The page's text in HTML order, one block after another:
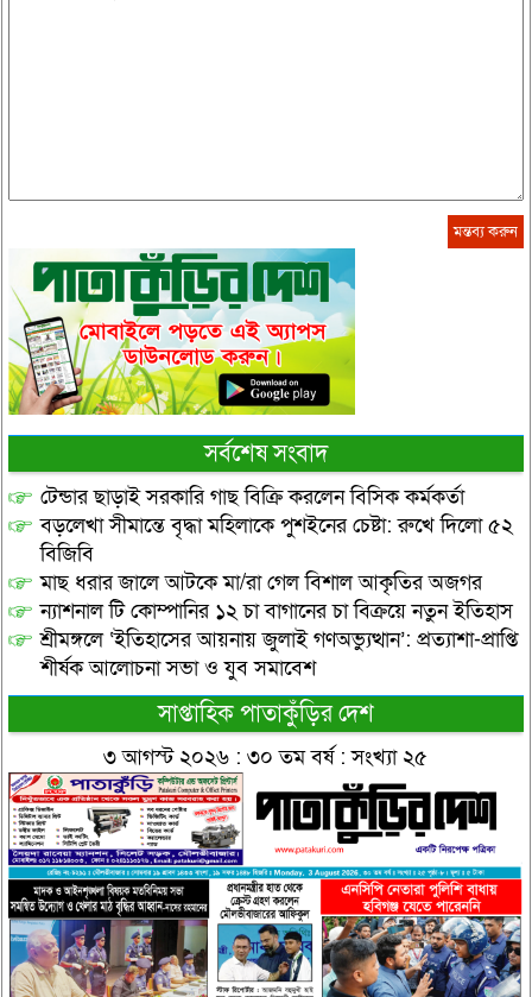
সর্বশেষ সংবাদ
টেন্ডার ছাড়াই সরকারি গাছ বিক্রি করলেন বিসিক কর্মকর্তা
বড়লেখা সীমান্তে বৃদ্ধা মহিলাকে পুশইনের চেষ্টা: রুখে দিলো ৫২
বিজিবি
মাছ ধরার জালে আটকে মা/রা গেল বিশাল আকৃতির অজগর
ন্যাশনাল টি কোম্পানির ১২ চা বাগানের চা বিক্রয়ে নতুন ইতিহাস
শ্রীমঙ্গলে ‘ইতিহাসের আয়নায় জুলাই গণঅভ্যুত্থান’: প্রত্যাশা-প্রাপ্তি
শীর্ষক আলোচনা সভা ও যুব সমাবেশ
সাপ্তাহিক পাতাকুঁড়ির দেশ
৩ আগস্ট ২০২৬ : ৩০ তম বর্ষ : সংখ্যা ২৫